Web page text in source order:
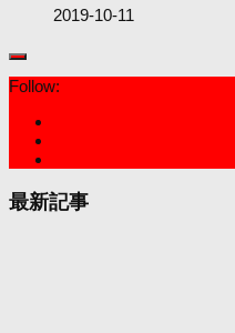
2019-10-11
Follow:
最新記事